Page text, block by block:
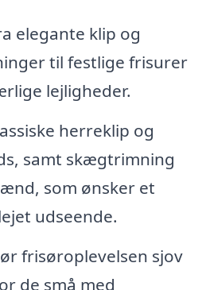
elegante klip og
til festlige frisurer
lejligheder.
herreklip og
samt skægtrimning
som ønsker et
udseende.
frisøroplevelsen sjov
de små med